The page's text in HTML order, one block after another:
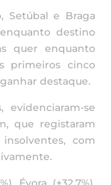
Setúbal e Braga
destino
quer enquanto
primeiros cinco
destaque.
se
que registaram
com